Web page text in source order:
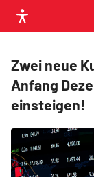
Zwei neue
Anfang
einsteigen!